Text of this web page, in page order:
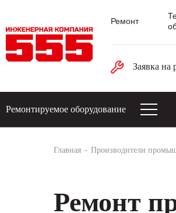
Ремонт
Заявка на
Ремонтируемое оборудование
Главная Производители
Ремонт